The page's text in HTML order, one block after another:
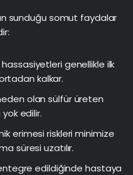
sunduğu somut faydalar
genellikle ilk
kalkar.
olan sülfür üreten
edilir.
erimesi riskleri minimize
süresi uzatılır.
edildiğinde hastaya